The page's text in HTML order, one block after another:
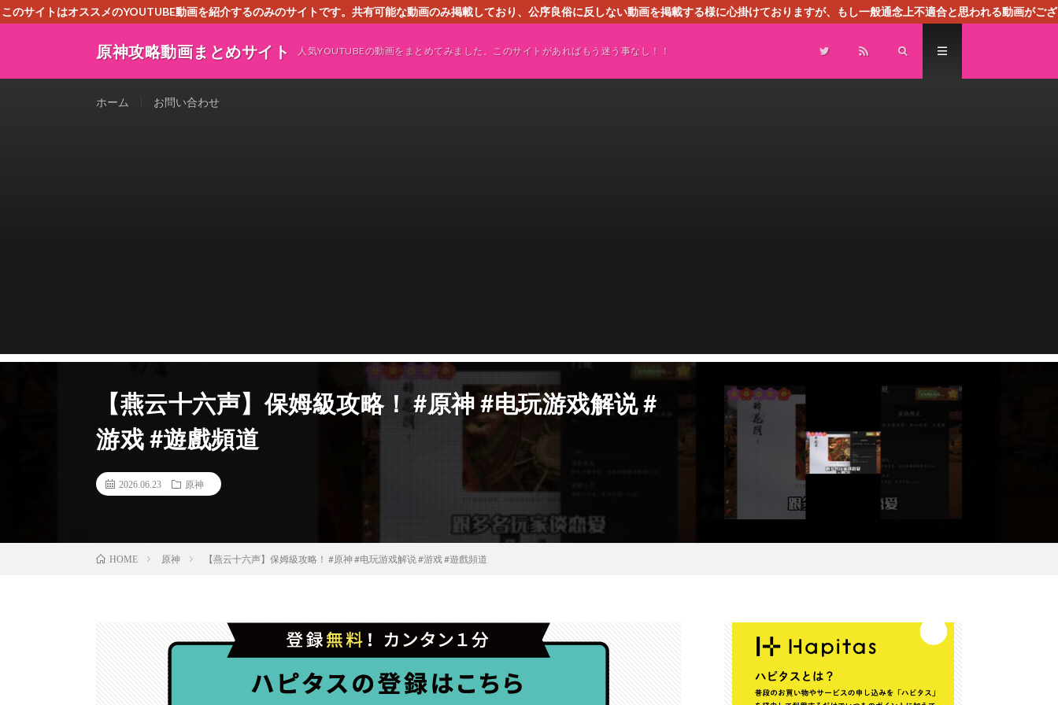
このサイトはオススメのYOUTUBE動画を紹介するのみのサイトです。共有可能な動画のみ掲載しており、公序良俗に反しない動画を掲載する様に心掛けておりますが、もし一般通念上不適合と思われる動画がござ
原神攻略動画まとめサイト 人気YOUTUBEの動画をまとめてみました。このサイトがあればもう迷う事なし！！
ホーム お問い合わせ
【燕云十六声】保姆級攻略！ #原神 #电玩游戏解说 #
游戏 #遊戲頻道
2026.06.23 原神
HOME 原神 【燕云十六声】保姆級攻略！ #原神 #电玩游戏解说 #游戏 #遊戲頻道